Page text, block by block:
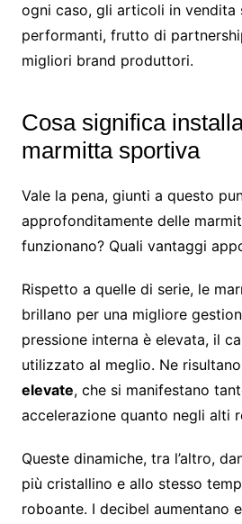
ogni caso, gli articoli in
performanti, frutto di
migliori brand produttori.
Cosa significa
marmitta sportiva
Vale la pena, giunti a questo
approfonditamente delle
funzionano? Quali vantaggi
Rispetto a quelle di serie, le
brillano per una migliore
pressione interna è elevata, il
utilizzato al meglio. Ne risultano
elevate, che si manifestano
accelerazione quanto negli alti
Queste dinamiche, tra l’altro,
più cristallino e allo stesso
roboante. I decibel aumentano